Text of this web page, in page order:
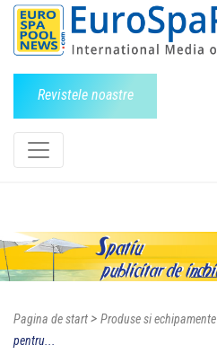
Revistele noastre
Pagina de start> Produse si echipamente
pentru...